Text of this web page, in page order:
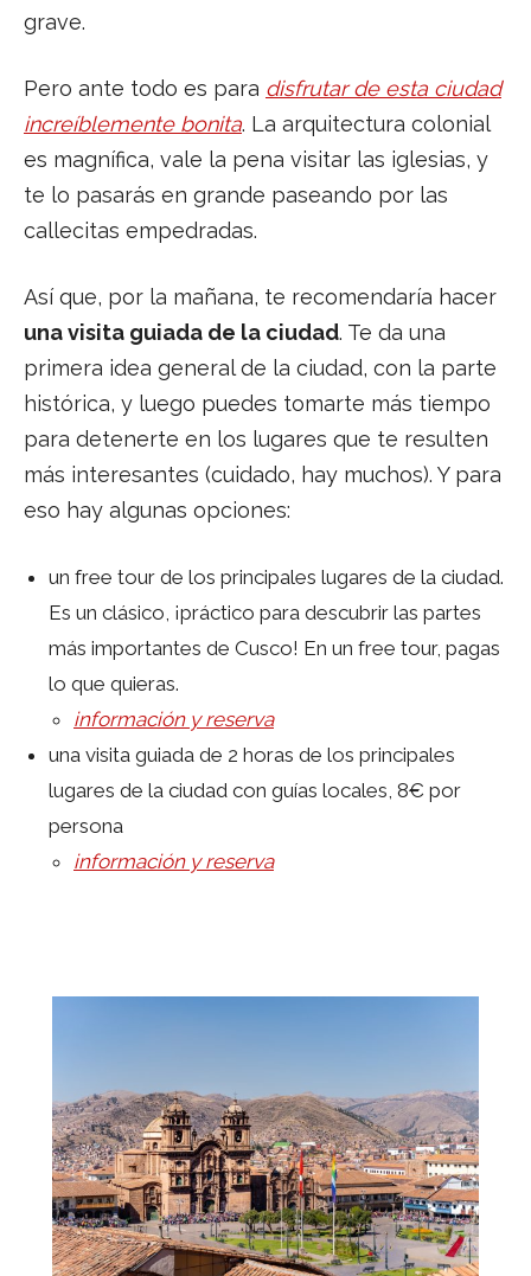
grave.
Pero ante todo es para disfrutar de esta ciudad
increíblemente bonita. La arquitectura colonial
es magnífica, vale la pena visitar las iglesias, y
te lo pasarás en grande paseando por las
callecitas empedradas.
Así que, por la mañana, te recomendaría hacer
una visita guiada de la ciudad. Te da una
primera idea general de la ciudad, con la parte
histórica, y luego puedes tomarte más tiempo
para detenerte en los lugares que te resulten
más interesantes (cuidado, hay muchos). Y para
eso hay algunas opciones:
un free tour de los principales lugares de la ciudad.
Es un clásico, ¡práctico para descubrir las partes
más importantes de Cusco! En un free tour, pagas
lo que quieras.
información y reserva
una visita guiada de 2 horas de los principales
lugares de la ciudad con guías locales, 8€ por
persona
información y reserva